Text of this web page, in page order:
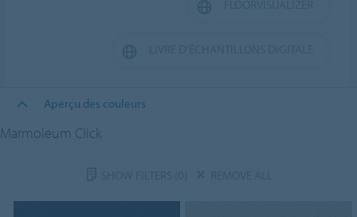
Aperçu des couleurs
Marmoleum Click